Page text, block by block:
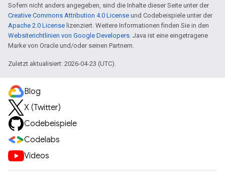
Sofern nicht anders angegeben, sind die Inhalte dieser Seite unter der
Creative Commons Attribution 4.0 License und Codebeispiele unter der
Apache 2.0 License lizenziert. Weitere Informationen finden Sie in den
Websiterichtlinien von Google Developers. Java ist eine eingetragene
Marke von Oracle und/oder seinen Partnern.
Zuletzt aktualisiert: 2026-04-23 (UTC).
Blog
X (Twitter)
Codebeispiele
Codelabs
Videos